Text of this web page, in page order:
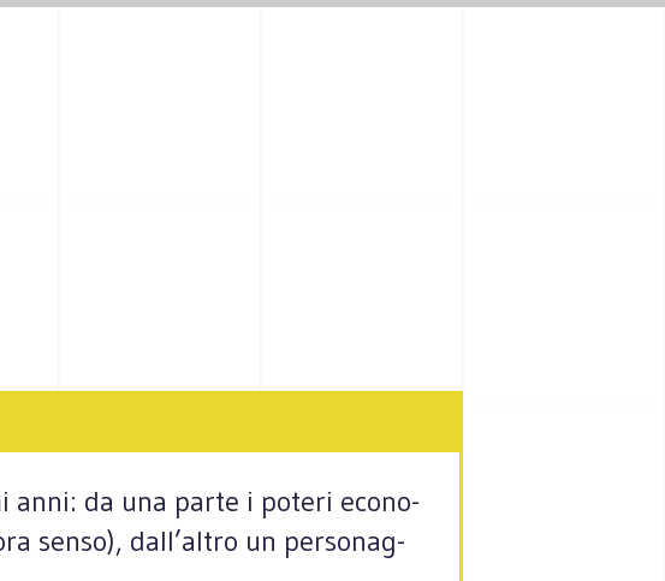
anni: da una parte i poteri eco­no­
senso), dall’altro un per­so­nag­